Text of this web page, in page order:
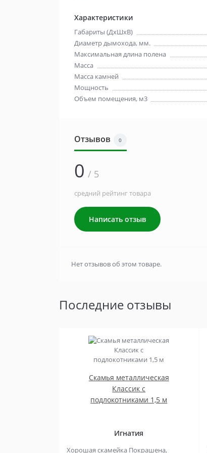
Характеристики
Габариты (ДхШхВ)
Диаметр дымохода, мм.
Максимальная длина полена
Масса
Масса камней
Мощность
Объем помещения, м3
Отзывов 0
0 / 5
средний рейтинг товара
Написать отзыв
Нет отзывов об этом товаре.
Последние отзывы
Скамья металлическая
Классик с
подлокотниками 1,5 м
Игнатия
Хорошая скамейка Покрашена,